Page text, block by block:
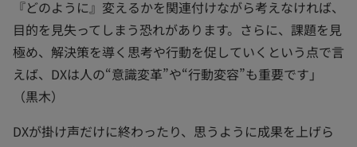
『どのように』変えるかを関連付けながら考えなければ、
目的を見失ってしまう恐れがあります。さらに、課題を見
極め、解決策を導く思考や行動を促していくという点で言
えば、DXは人の“意識変革”や“行動変容”も重要です」
（黒木）
DXが掛け声だけに終わったり、思うように成果を上げら